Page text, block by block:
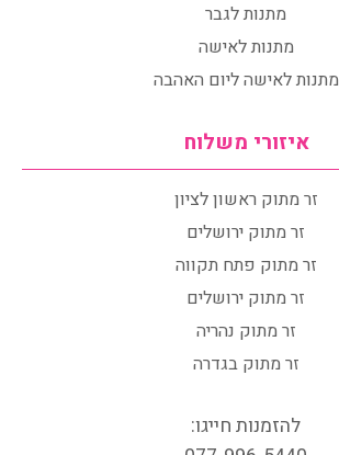
מתנות לגבר
מתנות לאישה
מתנות לאישה ליום האהבה
איזורי משלוח
זר מתוק ראשון לציון
זר מתוק ירושלים
זר מתוק פתח תקווה
זר מתוק ירושלים
זר מתוק נהריה
זר מתוק בגדרה
להזמנות חייגו: